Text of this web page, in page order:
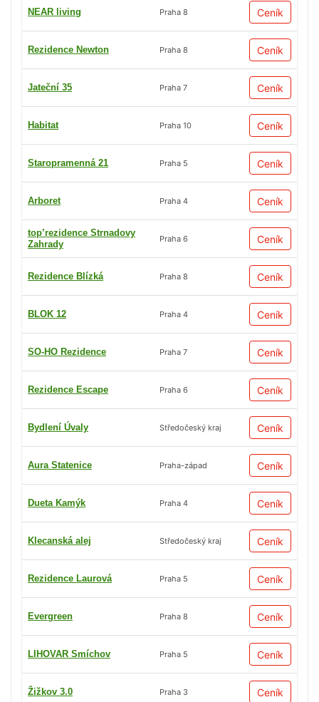
NEAR living Praha 8 Ceník
Rezidence Newton Praha 8 Ceník
Jateční 35 Praha 7 Ceník
Habitat Praha 10 Ceník
Staropramenná 21 Praha 5 Ceník
Arboret Praha 4 Ceník
top’rezidence Strnadovy
Zahrady
Praha 6 Ceník
Rezidence Blízká Praha 8 Ceník
BLOK 12 Praha 4 Ceník
SO-HO Rezidence Praha 7 Ceník
Rezidence Escape Praha 6 Ceník
Bydlení Úvaly Středočeský kraj Ceník
Aura Statenice Praha-západ Ceník
Dueta Kamýk Praha 4 Ceník
Klecanská alej Středočeský kraj Ceník
Rezidence Laurová Praha 5 Ceník
Evergreen Praha 8 Ceník
LIHOVAR Smíchov Praha 5 Ceník
Žižkov 3.0 Praha 3 Ceník